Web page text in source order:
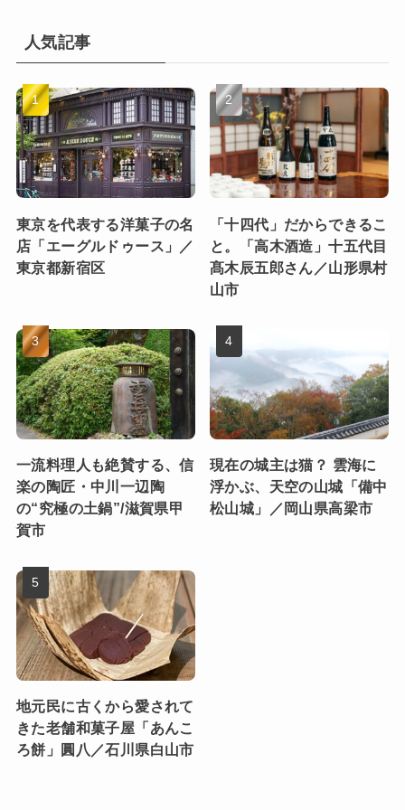
人気記事
東京を代表する洋菓子の名
店「エーグルドゥース」／
東京都新宿区
「十四代」だからできるこ
と。「高木酒造」十五代目
髙木辰五郎さん／山形県村
山市
一流料理人も絶賛する、信
楽の陶匠・中川一辺陶
の“究極の土鍋”/滋賀県甲
賀市
現在の城主は猫？ 雲海に
浮かぶ、天空の山城「備中
松山城」／岡山県高梁市
地元民に古くから愛されて
きた老舗和菓子屋「あんこ
ろ餅」圓八／石川県白山市